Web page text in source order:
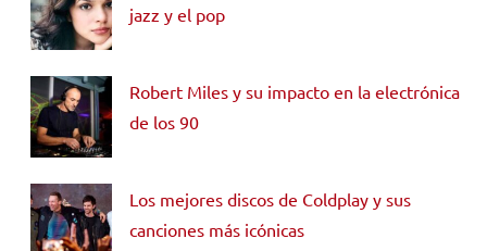
jazz y el pop
Robert Miles y su impacto en la electrónica
de los 90
Los mejores discos de Coldplay y sus
canciones más icónicas